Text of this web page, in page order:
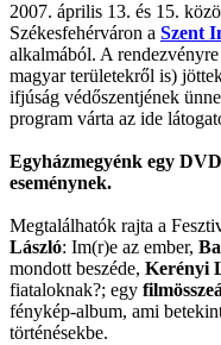
2007. április 13. és 15.
Székesfehérváron a Szent
alkalmából. A
magyar területekről is)
ifjúság védőszentjének
program várta az ide
Egyházmegyénk egy
eseménynek.
Megtalálhatók rajta a
László: Im(r)e az ember,
mondott beszéde, Kerényi
fiataloknak?; egy
fénykép-album, ami
történésekbe.